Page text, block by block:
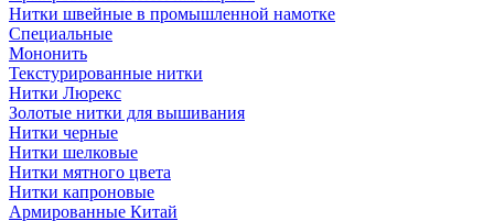
Нитки швейные в промышленной намотке
Специальные
Мононить
Текстурированные нитки
Нитки Люрекс
Золотые нитки для вышивания
Нитки черные
Нитки шелковые
Нитки мятного цвета
Нитки капроновые
Армированные Китай